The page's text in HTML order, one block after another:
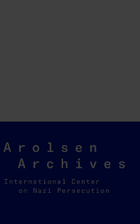
Arolsen
Archives